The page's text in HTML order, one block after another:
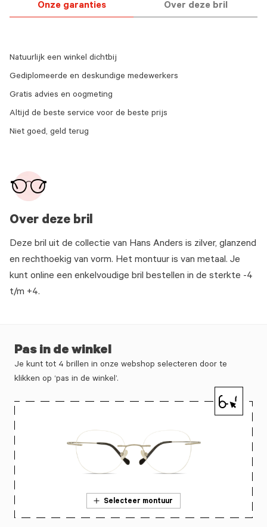
Onze garanties Over deze bril
Over deze bril
Deze bril uit de collectie van Hans Anders is zilver, glanzend
en rechthoekig van vorm. Het montuur is van metaal. Je
kunt online een enkelvoudige bril bestellen in de sterkte -4
t/m +4.
Natuurlijk een winkel dichtbij
Gediplomeerde en deskundige medewerkers
Gratis advies en oogmeting
Altijd de beste service voor de beste prijs
Niet goed, geld terug
Pas in de winkel
Je kunt tot 4 brillen in onze webshop selecteren door te
klikken op ‘pas in de winkel’.
Selecteer montuur